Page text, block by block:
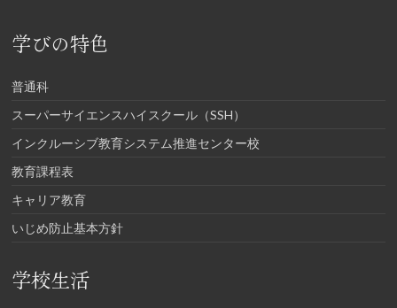
学びの特色
普通科
スーパーサイエンスハイスクール（SSH）
インクルーシブ教育システム推進センター校
教育課程表
キャリア教育
いじめ防止基本方針
学校生活